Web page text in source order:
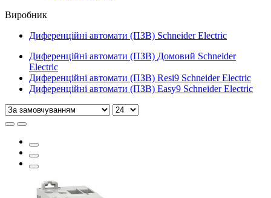
Виробник
Диференційні автомати (ПЗВ) Schneider Electric
Диференційні автомати (ПЗВ) Домовий Schneider
Electric
Диференційні автомати (ПЗВ) Resi9 Schneider Electric
Диференційні автомати (ПЗВ) Easy9 Schneider Electric